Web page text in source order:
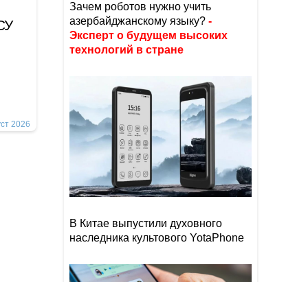
2026
Зачем роботов нужно учить
азербайджанскому языку? -
Эксперт о будущем высоких
технологий в стране
В Китае выпустили духовного
наследника культового YotaPhone